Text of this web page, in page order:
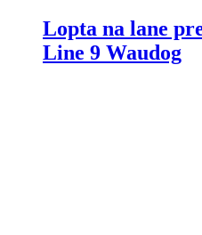
Lopta na lane
Line 9 Waudog